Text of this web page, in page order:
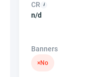
CR
n/d
Banners
×No